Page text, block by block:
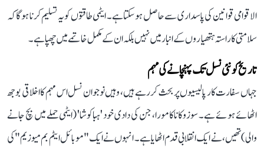
الاقوامی قوانین کی پاسداری سے حاصل ہو سکتا ہے۔ ایٹمی طاقتوں کو یہ تسلیم کرنا ہوگا کہ
سلامتی کا راستہ ہتھیاروں کے انبار میں نہیں بلکہ ان کے مکمل خاتمے میں چھپا ہے۔
تاریخ کو نئی نسل تک پہنچانے کی مہم
جہاں سفارت کار پالیسیوں پر بحث کر رہے ہیں، وہیں نوجوان نسل اس مہم کا اخلاقی بوجھ
اٹھائے ہوئے ہے۔ سوزوکا ناکامورا، جن کی دادی خود 'ہباکوشا' (ایٹمی حملے میں بچ جانے
والی) تھیں، نے ایک انقلابی قدم اٹھایا ہے۔ انہوں نے ایک "موبائل ایٹم بم میوزیم" کی